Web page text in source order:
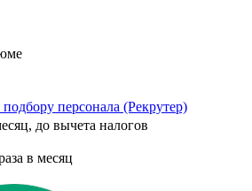
персонала (Рекрутер)
до вычета налогов
в месяц